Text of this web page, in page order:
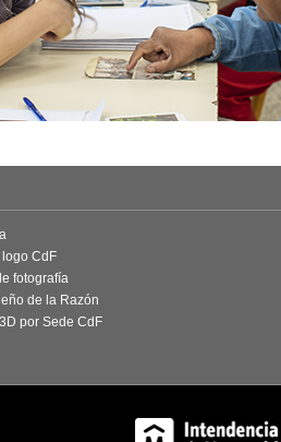
logo CdF
fotografía
de la Razón
por Sede CdF